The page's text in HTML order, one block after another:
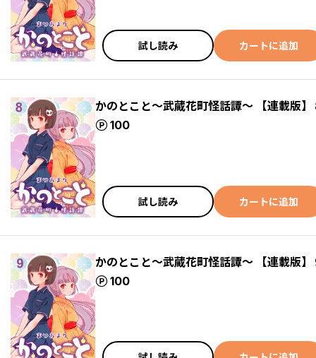
試し読み カートに追加
かのとこと～武蔵花町怪話譚～ 【連載版】
100
ポイント
試し読み カートに追加
かのとこと～武蔵花町怪話譚～ 【連載版】
100
ポイント